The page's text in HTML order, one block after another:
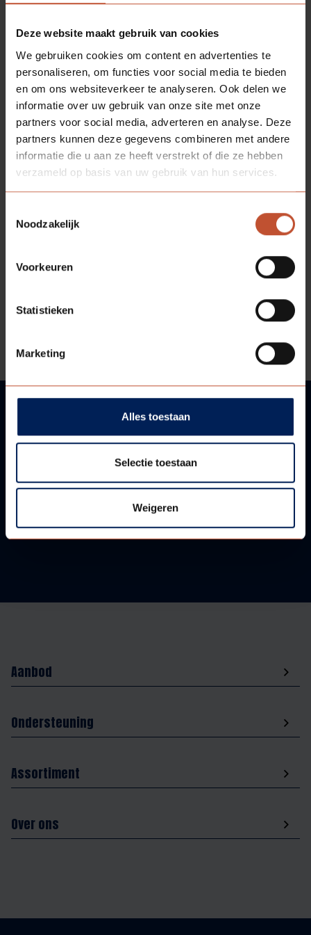
Deze website maakt gebruik van cookies
We gebruiken cookies om content en advertenties te
personaliseren, om functies voor social media te bieden
en om ons websiteverkeer te analyseren. Ook delen we
informatie over uw gebruik van onze site met onze
partners voor social media, adverteren en analyse. Deze
partners kunnen deze gegevens combineren met andere
informatie die u aan ze heeft verstrekt of die ze hebben
verzameld op basis van uw gebruik van hun services.
Noodzakelijk
Voorkeuren
Statistieken
Marketing
Alles toestaan
Selectie toestaan
Weigeren
DOWNLOADS
Technische informatie
VRAGEN?
WIJ HELPEN U GRAAG!
Aanbod
Ondersteuning
Assortiment
Over ons